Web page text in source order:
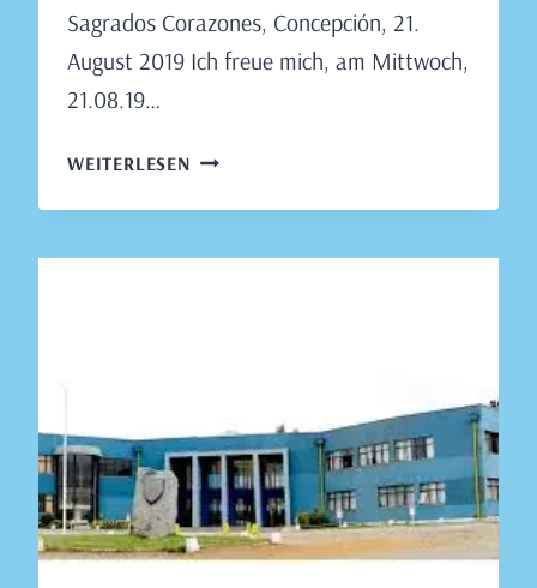
Sagrados Corazones, Concepción, 21.
August 2019 Ich freue mich, am Mittwoch,
21.08.19…
WEITERLESENLESUNG
DER
CONCEPCIÓN,
21.
AUGUST
2019